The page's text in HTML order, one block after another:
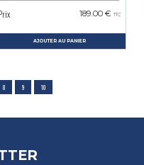
189.00 € TTC
AJOUTER AU PANIER
8 9 10